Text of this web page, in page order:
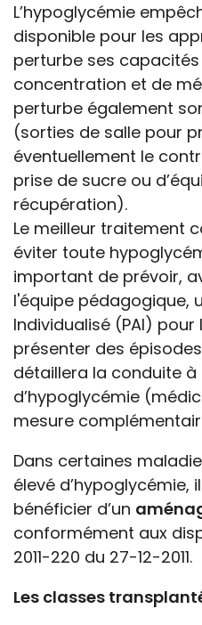
L’hypoglycémie
disponible pour les
perturbe ses
concentration et de
perturbe également
(sorties de salle pour
éventuellement le
prise de sucre ou
récupération).
Le meilleur traitement
éviter toute
important de prévoir,
l'équipe pédagogique,
Individualisé (PAI)
présenter des
détaillera la conduite à
d’hypoglycémie
mesure
Dans certaines
élevé d’hypoglycémie,
bénéficier d’un
conformément aux
2011-220 du 27-12-2011.
Les classes